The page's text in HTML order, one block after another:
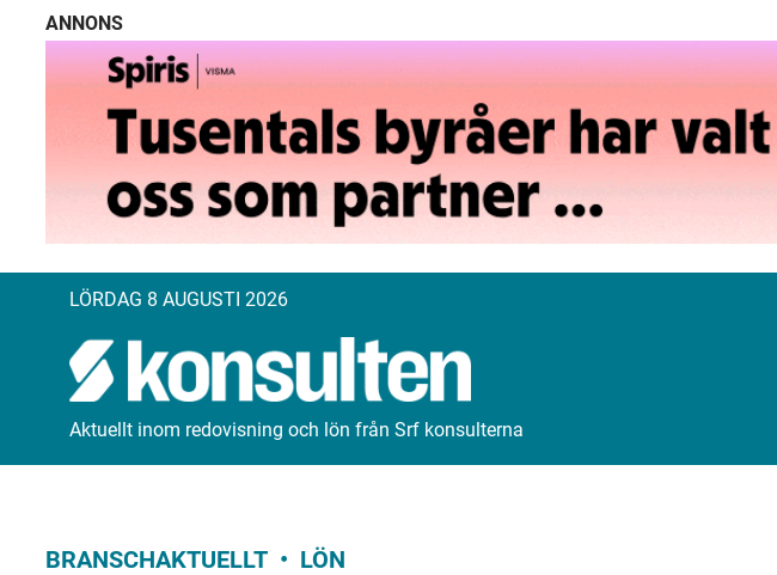
ANNONS
LÖRDAG 8 AUGUSTI 2026
Aktuellt inom redovisning och lön från Srf konsulterna
BRANSCHAKTUELLT LÖN